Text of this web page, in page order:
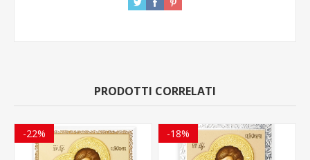
PRODOTTI CORRELATI
-22% -18%